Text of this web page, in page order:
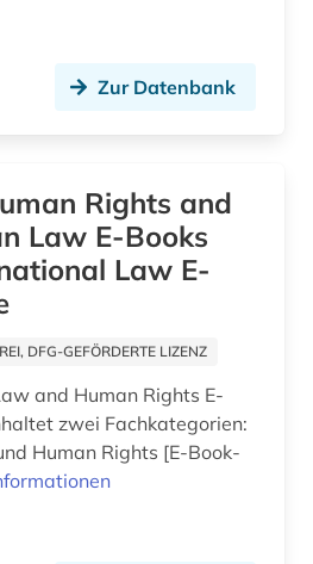
(1)
finanzwirtschaft (4)
finanzwissenschaft (2)
Zur Datenbank
Rights and
Law E-Books
Law E-
DFG-GEFÖRDERTE LIZENZ
and Human Rights E-
zwei Fachkategorien:
Human Rights [E-Book-